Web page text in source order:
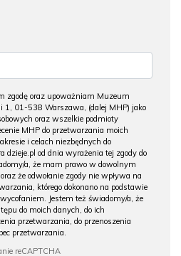
zgodę oraz upoważniam Muzeum
1, 01-538 Warszawa, (dalej MHP) jako
oraz wszelkie podmioty
MHP do przetwarzania moich
i celach niezbędnych do
od dnia wyrażenia tej zgody do
a, że mam prawo w dowolnym
że odwołanie zgody nie wpływa na
którego dokonano na podstawie
Jestem też świadomy/a, że
do moich danych, do ich
przetwarzania, do przenoszenia
przetwarzania.